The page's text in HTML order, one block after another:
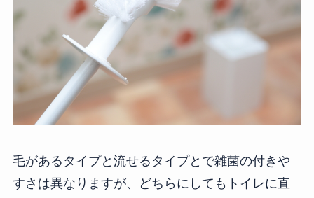
毛があるタイプと流せるタイプとで雑菌の付きや
すさは異なりますが、どちらにしてもトイレに直